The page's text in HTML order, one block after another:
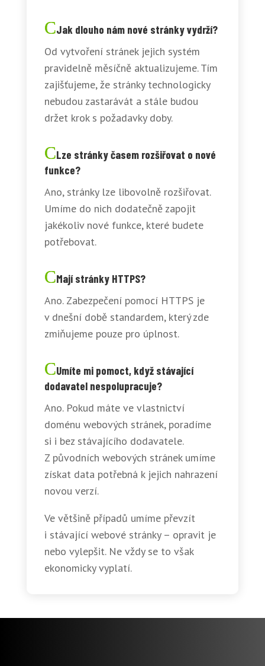
Jak dlouho nám nové stránky vydrží?
Od vytvoření stránek jejich systém
pravidelně měsíčně aktualizujeme. Tím
zajišťujeme, že stránky technologicky
nebudou zastarávát a stále budou
držet krok s požadavky doby.
Lze stránky časem rozšiřovat o nové
funkce?
Ano, stránky lze libovolně rozšiřovat.
Umíme do nich dodatečně zapojit
jakékoliv nové funkce, které budete
potřebovat.
Mají stránky HTTPS?
Ano. Zabezpečení pomocí HTTPS je
v dnešní době standardem, který zde
zmiňujeme pouze pro úplnost.
Umíte mi pomoct, když stávající
dodavatel nespolupracuje?
Ano. Pokud máte ve vlastnictví
doménu webových stránek, poradíme
si i bez stávajícího dodavatele.
Z původních webových stránek umíme
získat data potřebná k jejich nahrazení
novou verzí.
Ve většině případů umíme převzít
i stávající webové stránky – opravit je
nebo vylepšit. Ne vždy se to však
ekonomicky vyplatí.